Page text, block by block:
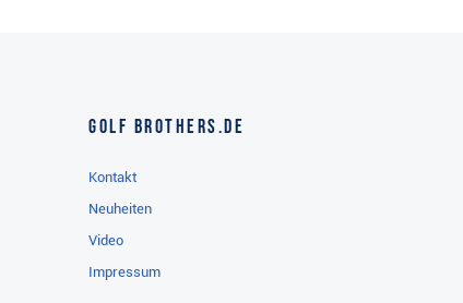
Golf Brothers.de
Kontakt
Neuheiten
Video
Impressum